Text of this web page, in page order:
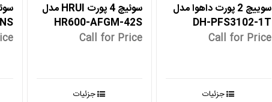
سوییچ 2 پورت داهوا مدل
DH-PFS3102-1T
Call for Price
جزئیات
سوئیچ 4 پورت HRUI مدل
HR600-AFGM-42S
Call for Price
جزئیات